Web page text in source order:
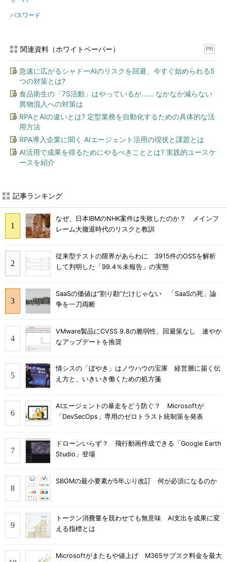
パスワード
関連資料（ホワイトペーパー） PR
急速に広がるシャドーAIのリスクを回避、今すぐ始められる5
つの対策とは?
食品衛生の「7S活動」はやっているが...... なかなか減らない
異物混入への対策は
RPAとAIの違いとは? 定型業務を自動化するための具体的な活
用方法
RPA導入企業に聞く AIエージェント活用の現状と課題とは
AI活用で成果を得るためにやるべきこととは? 実践的ユースケ
ースを紹介
記事ランキング
なぜ、日本IBMのNHK案件は失敗したのか？ メインフ
レーム大撤退時代のリスクと教訓
従来型テストの限界があらわに 3915件のOSSを解析
して判明した「99.4％未報告」の実態
SaaSの価値は“割り勘”だけじゃない 「SaaSの死」論
争を一刀両断
VMware製品にCVSS 9.8の脆弱性、回避策なし 速やか
なアップデートを推奨
情シスの「ぼやき」はノウハウの宝庫 経営層に届く伝
え方と、いきいき働くための処方箋
AIエージェントの暴走をどう防ぐ？ Microsoftが
「DevSecOps」専用のゼロトラスト統制策を発表
ドローンいらず？ 飛行動画作成できる「Google Earth
Studio」登場
SBOMの最小要素が5年ぶり改訂 何が必須になるのか
トークン消費量を競わせても無意味 AI支出を成果に変
える指標とは
Microsoftがまたもや値上げ M365サブスク料金を最大